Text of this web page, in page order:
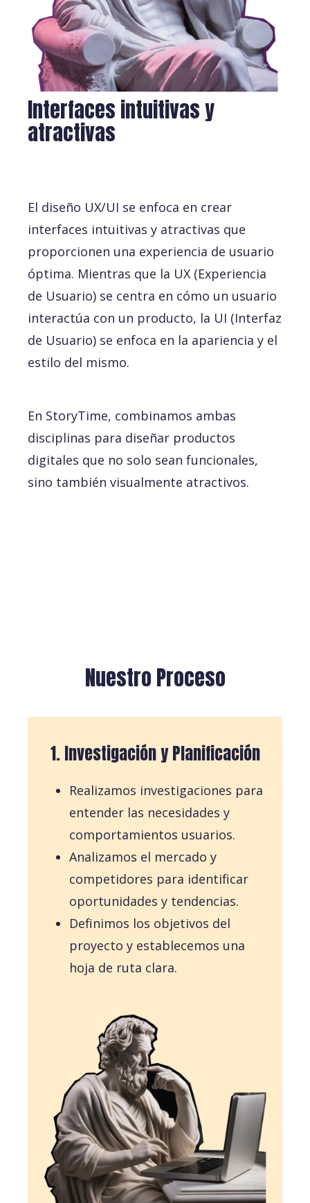
Interfaces intuitivas y
atractivas
El diseño UX/UI se enfoca en crear
interfaces intuitivas y atractivas que
proporcionen una experiencia de usuario
óptima. Mientras que la UX (Experiencia
de Usuario) se centra en cómo un usuario
interactúa con un producto, la UI (Interfaz
de Usuario) se enfoca en la apariencia y el
estilo del mismo.
En StoryTime, combinamos ambas
disciplinas para diseñar productos
digitales que no solo sean funcionales,
sino también visualmente atractivos.
Nuestro Proceso
1. Investigación y Planificación
Realizamos investigaciones para
entender las necesidades y
comportamientos usuarios.
Analizamos el mercado y
competidores para identificar
oportunidades y tendencias.
Definimos los objetivos del
proyecto y establecemos una
hoja de ruta clara.